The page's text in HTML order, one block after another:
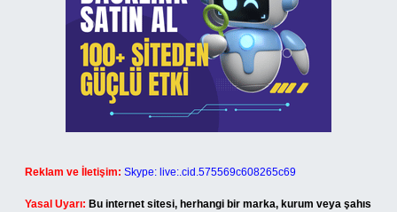
Reklam ve İletişim: Skype: live:.cid.575569c608265c69
Yasal Uyarı: Bu internet sitesi, herhangi bir marka, kurum veya şahıs